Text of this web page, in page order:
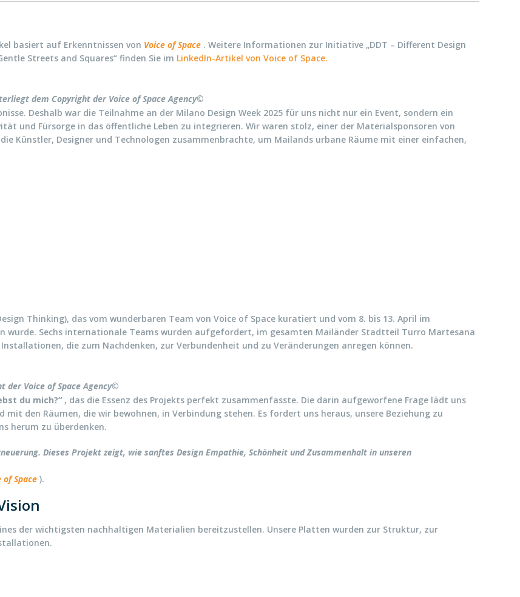
basiert auf Erkenntnissen von Voice of Space . Weitere Informationen zur Initiative „DDT – Different Design
Streets and Squares“ finden Sie im LinkedIn-Artikel von Voice of Space.
dem Copyright der Voice of Space Agency©
Deshalb war die Teilnahme an der Milano Design Week 2025 für uns nicht nur ein Event, sondern ein
und Fürsorge in das öffentliche Leben zu integrieren. Wir waren stolz, einer der Materialsponsoren von
Künstler, Designer und Technologen zusammenbrachte, um Mailands urbane Räume mit einer einfachen,
Thinking), das vom wunderbaren Team von Voice of Space kuratiert und vom 8. bis 13. April im
wurde. Sechs internationale Teams wurden aufgefordert, im gesamten Mailänder Stadtteil Turro Martesana
die zum Nachdenken, zur Verbundenheit und zu Veränderungen anregen können.
der Voice of Space Agency©
du mich?“ , das die Essenz des Projekts perfekt zusammenfasste. Die darin aufgeworfene Frage lädt uns
den Räumen, die wir bewohnen, in Verbindung stehen. Es fordert uns heraus, unsere Beziehung zu
herum zu überdenken.
Dieses Projekt zeigt, wie sanftes Design Empathie, Schönheit und Zusammenhalt in unseren
of Space ).
der wichtigsten nachhaltigen Materialien bereitzustellen. Unsere Platten wurden zur Struktur, zur